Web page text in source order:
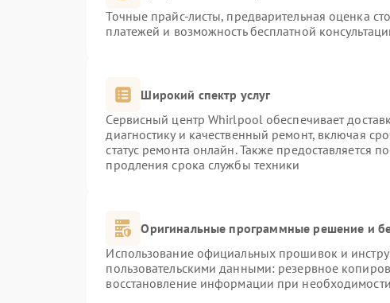
Точные прайс-листы, предварительная оценка
платежей и возможность бесплатной
Широкий спектр услуг
Сервисный центр Whirlpool обеспечивает
диагностику и качественный ремонт, включая
статус ремонта онлайн. Также предоставляется
продления срока службы техники
Оригинальные программные решение и
Использование официальных прошивок и
пользовательскими данными: резервное
восстановление информации при необходимости